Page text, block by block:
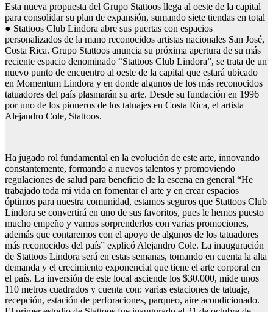
Esta nueva propuesta del Grupo Stattoos llega al oeste de la capital
para consolidar su plan de expansión, sumando siete tiendas en total
● Stattoos Club Lindora abre sus puertas con espacios
personalizados de la mano reconocidos artistas nacionales San José,
Costa Rica. Grupo Stattoos anuncia su próxima apertura de su más
reciente espacio denominado “Stattoos Club Lindora”, se trata de un
nuevo punto de encuentro al oeste de la capital que estará ubicado
en Momentum Lindora y en donde algunos de los más reconocidos
tatuadores del país plasmarán su arte. Desde su fundación en 1996
por uno de los pioneros de los tatuajes en Costa Rica, el artista
Alejandro Cole, Stattoos.
Ha jugado rol fundamental en la evolución de este arte, innovando
constantemente, formando a nuevos talentos y promoviendo
regulaciones de salud para beneficio de la escena en general “He
trabajado toda mi vida en fomentar el arte y en crear espacios
óptimos para nuestra comunidad, estamos seguros que Stattoos Club
Lindora se convertirá en uno de sus favoritos, pues le hemos puesto
mucho empeño y vamos sorprenderlos con varias promociones,
además que contaremos con el apoyo de algunos de los tatuadores
más reconocidos del país” explicó Alejandro Cole. La inauguración
de Stattoos Lindora será en estas semanas, tomando en cuenta la alta
demanda y el crecimiento exponencial que tiene el arte corporal en
el país. La inversión de este local asciende los $30.000, mide unos
110 metros cuadrados y cuenta con: varias estaciones de tatuaje,
recepción, estación de perforaciones, parqueo, aire acondicionado.